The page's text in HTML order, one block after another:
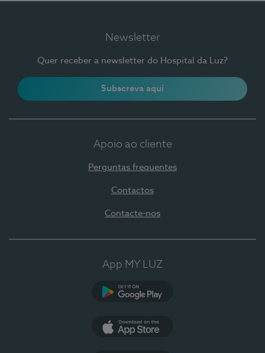
Newsletter
Quer receber a newsletter do Hospital da Luz?
Subscreva aqui
Apoio ao cliente
Perguntas frequentes
Contactos
Contacte-nos
App MY LUZ